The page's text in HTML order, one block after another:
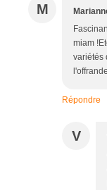
M
miam
variétés
Répondre
V